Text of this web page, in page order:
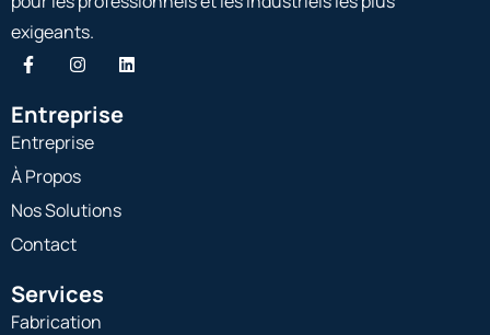
exigeants.
Entreprise
Entreprise
À Propos
Nos Solutions
Contact
Services
Fabrication